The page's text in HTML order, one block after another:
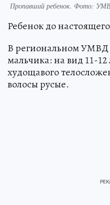
Пропавший ребенок. Фото:
Ребенок до
В региональном УМВД
мальчика: на вид 11-12
худощавого
волосы русые.